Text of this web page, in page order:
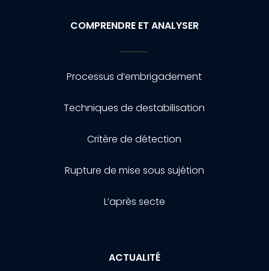
COMPRENDRE ET ANALYSER
Processus d’embrigadement
Techniques de destabilisation
Critère de détection
Rupture de mise sous sujétion
L’après secte
ACTUALITÉ